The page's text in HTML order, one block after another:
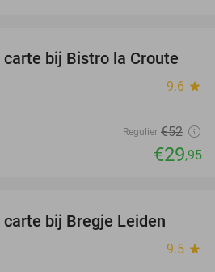
42%
bij Bistro la Croute
9.6 star
Regulier €52
€29,95
bij Bregje Leiden
9.5 star